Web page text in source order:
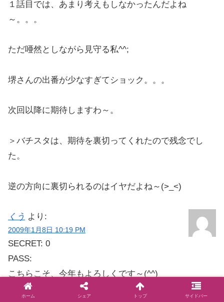
１話目では、あまり考えもしなかったんだよね
～。。。
ただ唖然としながら見守る私^^;
堺さんの出番が少なすぎてショック。。。
次回以降に期待しますわ～。
＞バチスタは、期待を裏切ってくれたので残念でし
た。
逆の方向に裏切られるのはイヤだよね～(>_<)
くう より:
2009年1月8日 10:19 PM
SECRET: 0
PASS:
こちらこそ、今年もよろしくです～(^^)
ホーム シェア トップ サイドバー